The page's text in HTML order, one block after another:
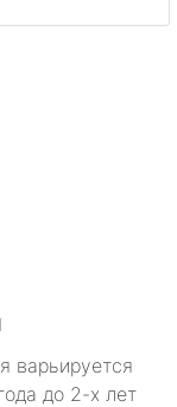
варьируется
до 2-х лет